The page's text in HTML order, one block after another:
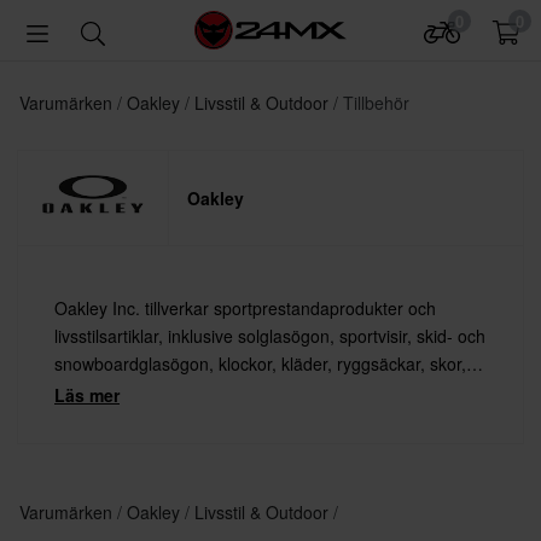
Varumärken Oakley Livsstil & Outdoor Tillbehör
Oakley
Oakley Inc. tillverkar sportprestandaprodukter och
livsstilsartiklar, inklusive solglasögon, sportvisir, skid- och
snowboardglasögon, klockor, kläder, ryggsäckar, skor,
glasögonbågar och andra tillbehör.
Läs mer
Varumärken Oakley Livsstil & Outdoor